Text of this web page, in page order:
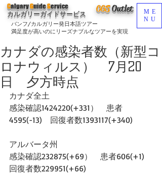
CGSOutlet
バンフ/カルガリー発日本語ツアー
満足度が高いのにリーズナブルなツアーを実現
CalgaryGuideService
カルガリーガイドサービス
ME
NU
カナダの感染者数（新型コ
ロナウィルス） 7月20
日 夕方時点
カナダ全土
感染確認1424220(+331）　患者
4595(-13)　回復者数1393117(+340)
アルバータ州
感染確認232875(+69）　患者606(+1)
回復者数229951(+66)